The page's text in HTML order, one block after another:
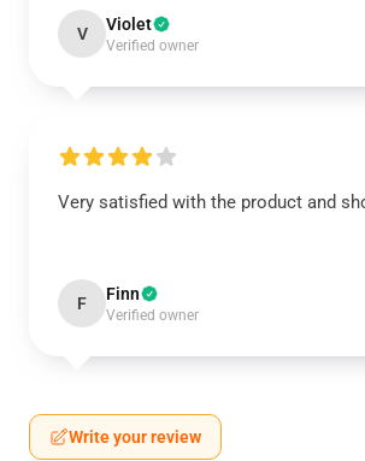
V Violet
Verified owner
Very satisfied with the product and
F Finn
Verified owner
Write your review